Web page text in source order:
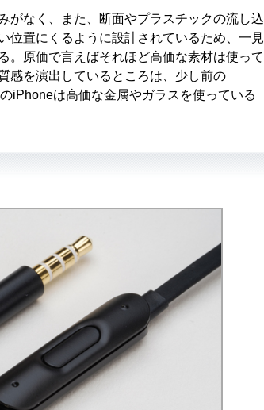
なく、また、断面やプラスチックの流し込
位置にくるように設計されているため、一見
。原価で言えばそれほど高価な素材は使って
感を演出しているところは、少し前の
iPhoneは高価な金属やガラスを使っている